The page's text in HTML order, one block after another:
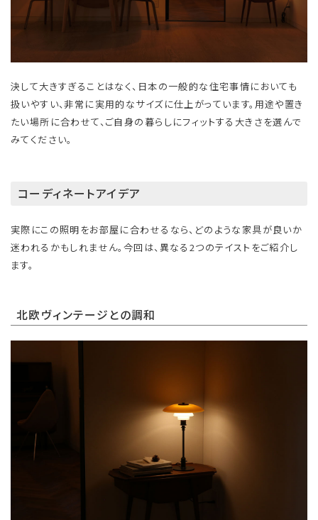
決して大きすぎることはなく、日本の一般的な住宅事情においても
扱いやすい、非常に実用的なサイズに仕上がっています。用途や置き
たい場所に合わせて、ご自身の暮らしにフィットする大きさを選んで
みてください。
コーディネートアイデア
実際にこの照明をお部屋に合わせるなら、どのような家具が良いか
迷われるかもしれません。今回は、異なる2つのテイストをご紹介し
ます。
北欧ヴィンテージとの調和